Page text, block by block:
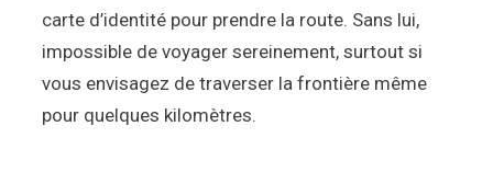
carte d’identité pour prendre la route. Sans lui,
impossible de voyager sereinement, surtout si
vous envisagez de traverser la frontière même
pour quelques kilomètres.